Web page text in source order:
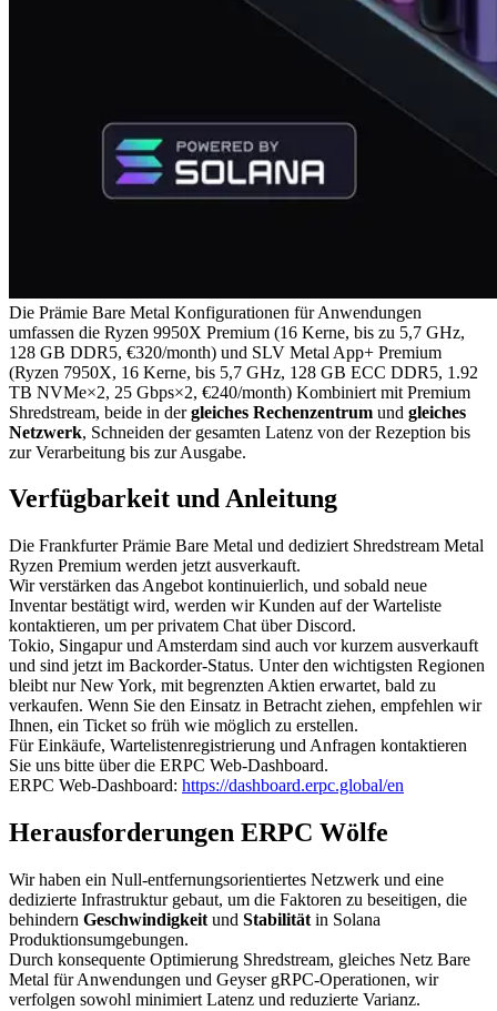
Die Prämie Bare Metal Konfigurationen für Anwendungen
umfassen die Ryzen 9950X Premium (16 Kerne, bis zu 5,7 GHz,
128 GB DDR5, €320/month) und SLV Metal App+ Premium
(Ryzen 7950X, 16 Kerne, bis 5,7 GHz, 128 GB ECC DDR5, 1.92
TB NVMe×2, 25 Gbps×2, €240/month) Kombiniert mit Premium
Shredstream, beide in dergleiches Rechenzentrum und gleiches
Netzwerk, Schneiden der gesamten Latenz von der Rezeption bis
zur Verarbeitung bis zur Ausgabe.
Verfügbarkeit und Anleitung
Die Frankfurter Prämie Bare Metal und dediziert Shredstream Metal
Ryzen Premium werden jetzt ausverkauft.
Wir verstärken das Angebot kontinuierlich, und sobald neue
Inventar bestätigt wird, werden wir Kunden auf der Warteliste
kontaktieren, um per privatem Chat über Discord.
Tokio, Singapur und Amsterdam sind auch vor kurzem ausverkauft
und sind jetzt im Backorder-Status. Unter den wichtigsten Regionen
bleibt nur New York, mit begrenzten Aktien erwartet, bald zu
verkaufen. Wenn Sie den Einsatz in Betracht ziehen, empfehlen wir
Ihnen, ein Ticket so früh wie möglich zu erstellen.
Für Einkäufe, Wartelistenregistrierung und Anfragen kontaktieren
Sie uns bitte über die ERPC Web-Dashboard.
ERPC Web-Dashboard: https://dashboard.erpc.global/en
Herausforderungen ERPC Wölfe
Wir haben ein Null-entfernungsorientiertes Netzwerk und eine
dedizierte Infrastruktur gebaut, um die Faktoren zu beseitigen, die
behindern Geschwindigkeit und Stabilität in Solana
Produktionsumgebungen.
Durch konsequente Optimierung Shredstream, gleiches Netz Bare
Metal für Anwendungen und Geyser gRPC-Operationen, wir
verfolgen sowohl minimiert Latenz und reduzierte Varianz.